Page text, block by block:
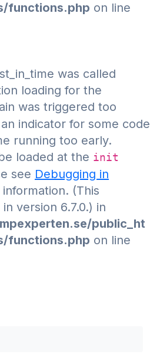
functions.php on line
was called
loading for the
was triggered too
indicator for some code
running too early.
loaded at the init
see Debugging in
(This
version 6.7.0.) in
public_ht
functions.php on line